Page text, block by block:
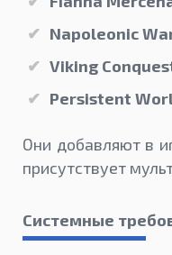
Napoleonic
Viking
Persistent
Они добавляют в
присутствует
Системные